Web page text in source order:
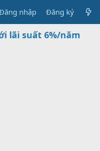
nhập Đăng ký
lãi suất 6%/năm